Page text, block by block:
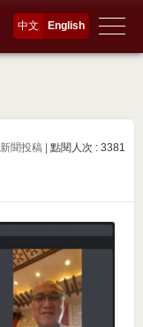
English
中文
新聞投稿 |點閱人次 : 3381